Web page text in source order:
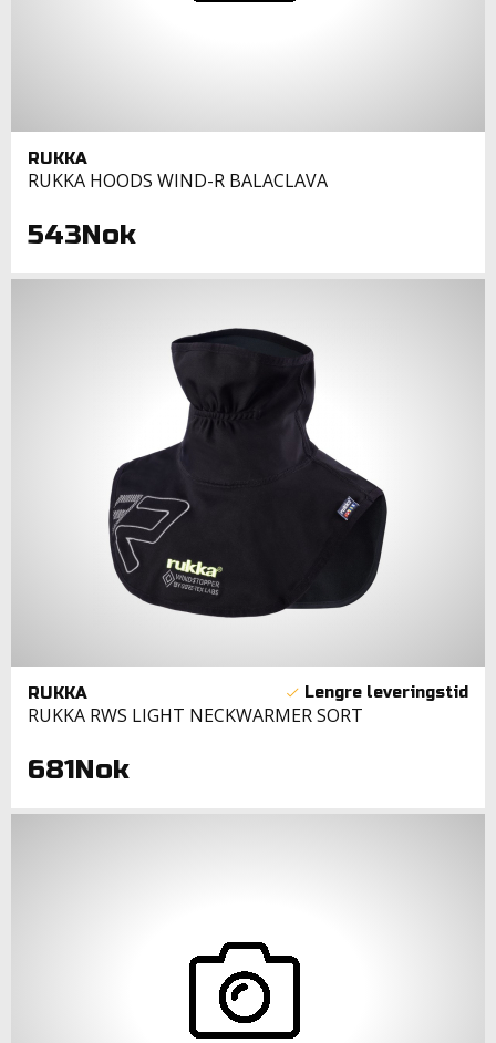
RUKKA
RUKKA HOODS WIND-R BALACLAVA
543Nok
RUKKA
RUKKA RWS LIGHT NECKWARMER SORT
681Nok